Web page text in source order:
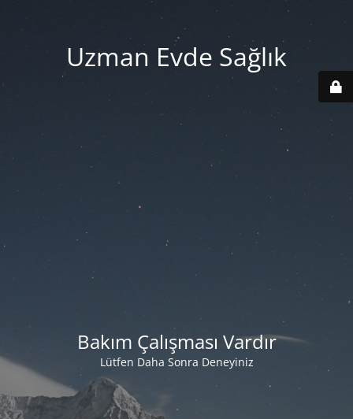
Uzman Evde Sağlık
Bakım Çalışması Vardır
Lütfen Daha Sonra Deneyiniz